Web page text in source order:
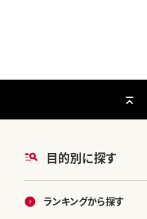
目的別に探す
ランキングから探す